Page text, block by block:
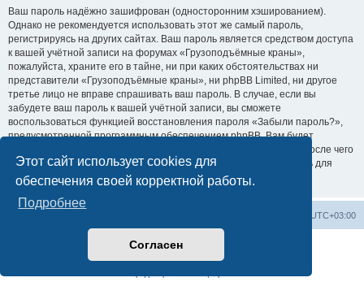
Этот сайт использует cookies для
обеспечения своей корректной работы.
Подробнее
Согласен
Ваш пароль надёжно зашифрован (односторонним хэшированием).
Однако не рекомендуется использовать этот же самый пароль,
регистрируясь на других сайтах. Ваш пароль является средством доступа
к вашей учётной записи на форумах «Грузоподъёмные краны»,
пожалуйста, храните его в тайне, ни при каких обстоятельствах ни
представители «Грузоподъёмные краны», ни phpBB Limited, ни другое
третье лицо не вправе спрашивать ваш пароль. В случае, если вы
забудете ваш пароль к вашей учётной записи, вы сможете
воспользоваться функцией восстановления пароля «Забыли пароль?»,
предусмотренной программным обеспечением phpBB. Вам будет
необходимо ввести ваше имя пользователя и ваш адрес email, после чего
программное обеспечение phpBB сгенерирует вам новый пароль для
вашей учётной записи.
UTC+03:00
Создано на основеphpBB® Forum Software © phpBB Limited
Русская поддержка phpBB